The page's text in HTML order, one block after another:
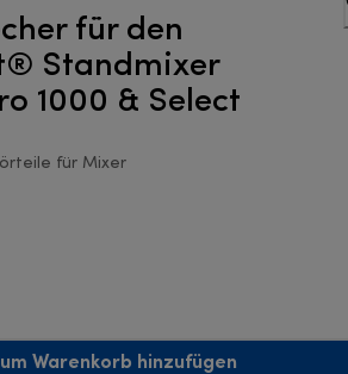
für den
Standmixer
1000 & Select
für Mixer
Warenkorb hinzufügen